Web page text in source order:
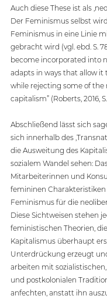
Auch diese These ist als
Der Feminismus selbst
Feminismus in eine Linie
gebracht wird (vgl. ebd. S.
become incorporated into
adapts in ways that allow it
while rejecting some of
capitalism” (Roberts, 2016, S.
Abschließend lässt sich
sich innerhalb des
die Ausweitung des
sozialem Wandel sehen:
Mitarbeiterinnen und
femininen
Feminismus für die
Diese Sichtweisen stehen
feministischen Theorien,
Kapitalismus überhaupt
Unterdrückung erzeugt
arbeiten mit
und postkolonialen
anfechten, anstatt ihn